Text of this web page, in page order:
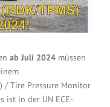
ab Juli 2024 müssen
/ Tire Pressure Monitor
ist in der UN ECE-